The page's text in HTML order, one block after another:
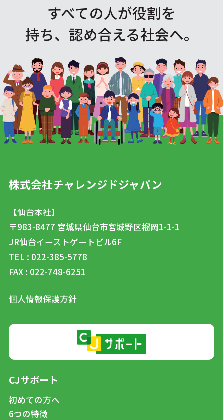
すべての人が役割を
持ち、認め合える社会へ。
株式会社チャレンジドジャパン
【仙台本社】
〒983-8477 宮城県仙台市宮城野区榴岡1-1-1
JR仙台イーストゲートビル6F
TEL : 022-385-5778
FAX : 022-748-6251
個人情報保護方針
CJサポート
初めての方へ
6つの特徴